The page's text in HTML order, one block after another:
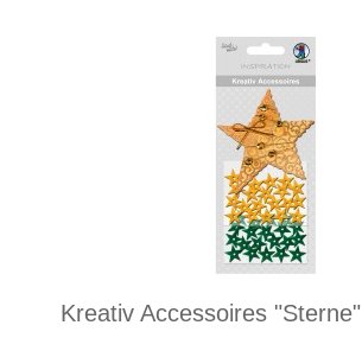
Kreativ Accessoires "Sterne"